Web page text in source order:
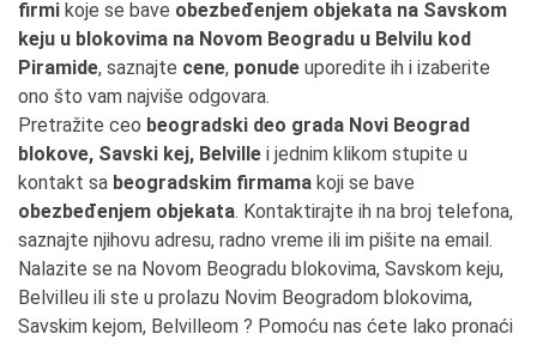
firmi koje se bave obezbeđenjem objekata na Savskom
keju u blokovima na Novom Beogradu u Belvilu kod
Piramide, saznajte cene, ponude uporedite ih i izaberite
ono što vam najviše odgovara.
Pretražite ceo beogradski deo grada Novi Beograd
blokove, Savski kej, Belville i jednim klikom stupite u
kontakt sa beogradskim firmama koji se bave
obezbeđenjem objekata. Kontaktirajte ih na broj telefona,
saznajte njihovu adresu, radno vreme ili im pišite na email.
Nalazite se na Novom Beogradu blokovima, Savskom keju,
Belvilleu ili ste u prolazu Novim Beogradom blokovima,
Savskim kejom, Belvilleom ? Pomoću nas ćete lako pronaći